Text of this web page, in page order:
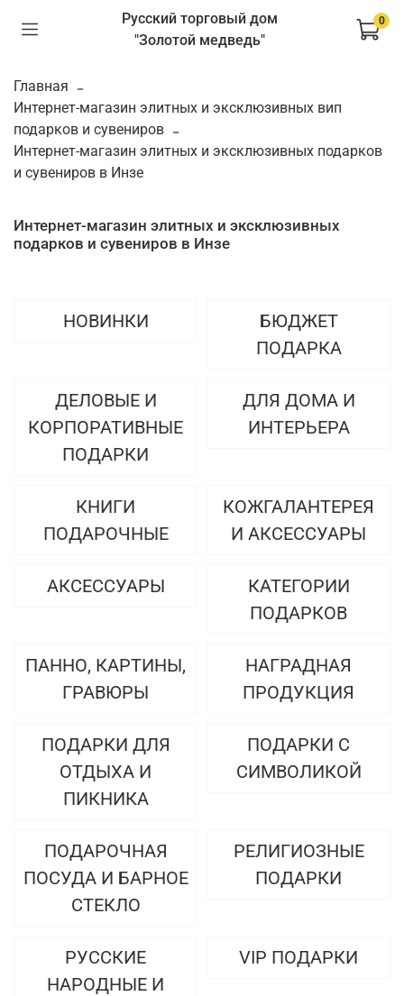
Русский торговый дом
"Золотой медведь"
0
Главная
Интернет-магазин элитных и эксклюзивных вип
подарков и сувениров
Интернет-магазин элитных и эксклюзивных подарков
и сувениров в Инзе
Интернет-магазин элитных и эксклюзивных
подарков и сувениров в Инзе
НОВИНКИ
БЮДЖЕТ
ПОДАРКА
ДЕЛОВЫЕ И
КОРПОРАТИВНЫЕ
ПОДАРКИ
ДЛЯ ДОМА И
ИНТЕРЬЕРА
КНИГИ
ПОДАРОЧНЫЕ
КОЖГАЛАНТЕРЕЯ
И АКСЕССУАРЫ
АКСЕССУАРЫ
КАТЕГОРИИ
ПОДАРКОВ
ПАННО, КАРТИНЫ,
ГРАВЮРЫ
НАГРАДНАЯ
ПРОДУКЦИЯ
ПОДАРКИ ДЛЯ
ОТДЫХА И
ПИКНИКА
ПОДАРКИ С
СИМВОЛИКОЙ
ПОДАРОЧНАЯ
ПОСУДА И БАРНОЕ
СТЕКЛО
РЕЛИГИОЗНЫЕ
ПОДАРКИ
РУССКИЕ
НАРОДНЫЕ И
VIP ПОДАРКИ